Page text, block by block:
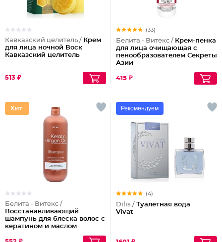
Кавказский целитель / Крем
для лица ночной Воск
Кавказский целитель
513 ₽
(33)
Белита - Витекс / Крем-пенка
для лица очищающая с
пенообразователем Секреты
Азии
415 ₽
Белита - Витекс /
Восстанавливающий
шампунь для блеска волос с
кератином и маслом
Рекомендуем
(4)
Dilis / Туалетная вода
Vivat